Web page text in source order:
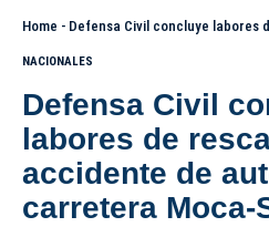
Home - Defensa Civil concluye labores de rescate en
NACIONALES
Defensa Civil
labores de
accidente de
carretera Moca-